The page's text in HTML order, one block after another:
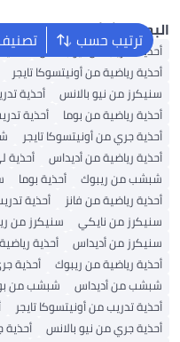
ترتيب حسب
الشائع
أحذية تدريب من نيو بالانس أحذية
أحذية رياضية من أونيتسوكا تايجر
سنيكرز من نيو بالانس
أحذية
أحذية رياضية من بوما
أحذية تدريب
أحذية جري من أونيتسوكا تايجر
أحذية رياضية من أديداس
أحذية لي
شبشب من ريبوك
أحذية بوما
أحذية رياضية من فانز
أحذية تدريب
سنيكرز من نايكي
سنيكرز من
سنيكرز من أديداس
أحذية رياضية
أحذية رياضية من ريبوك
أحذية جري
شبشب من أديداس
شبشب من بوما
أحذية تدريب من أونيتسوكا تايجر
أحذية جري من نيو بالانس
أحذية